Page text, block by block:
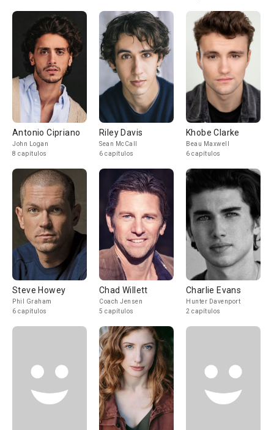
Antonio Cipriano
John Logan
8 capítulos
Riley Davis
Sean McCall
6 capítulos
Khobe Clarke
Beau Maxwell
6 capítulos
Steve Howey
Phil Graham
6 capítulos
Chad Willett
Coach Jensen
5 capítulos
Charlie Evans
Hunter Davenport
2 capítulos